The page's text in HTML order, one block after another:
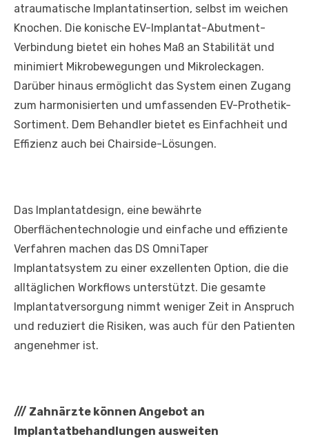
atraumatische Implantatinsertion, selbst im weichen
Knochen. Die konische EV-Implantat-Abutment-
Verbindung bietet ein hohes Maß an Stabilität und
minimiert Mikrobewegungen und Mikroleckagen.
Darüber hinaus ermöglicht das System einen Zugang
zum harmonisierten und umfassenden EV-Prothetik-
Sortiment. Dem Behandler bietet es Einfachheit und
Effizienz auch bei Chairside-Lösungen.
Das Implantatdesign, eine bewährte
Oberflächentechnologie und einfache und effiziente
Verfahren machen das DS OmniTaper
Implantatsystem zu einer exzellenten Option, die die
alltäglichen Workflows unterstützt. Die gesamte
Implantatversorgung nimmt weniger Zeit in Anspruch
und reduziert die Risiken, was auch für den Patienten
angenehmer ist.
/// Zahnärzte können Angebot an
Implantatbehandlungen ausweiten